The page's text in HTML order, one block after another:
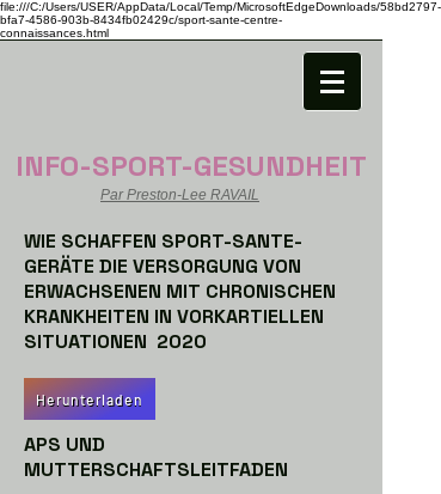
file:///C:/Users/USER/AppData/Local/Temp/MicrosoftEdgeDownloads/58bd2797-
bfa7-4586-903b-8434fb02429c/sport-sante-centre-
connaissances.html
INFO-SPORT-GESUNDHEIT
Par Preston-Lee RAVAIL
WIE SCHAFFEN SPORT-SANTE-
GERÄTE DIE VERSORGUNG VON
ERWACHSENEN MIT CHRONISCHEN
KRANKHEITEN IN VORKARTIELLEN
SITUATIONEN 2020
Herunterladen
APS UND
MUTTERSCHAFTSLEITFADEN